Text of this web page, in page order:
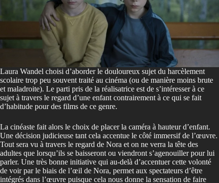
Laura Wandel choisi d’aborder le douloureux sujet du harcèlement
scolaire trop peu souvent traité au cinéma (ou de manière moins brute
et maladroite). Le parti pris de la réalisatrice est de s’intéresser à ce
sujet à travers le regard d’une enfant contrairement à ce qui se fait
d’habitude pour des films de ce genre.
La cinéaste fait alors le choix de placer la caméra à hauteur d’enfant.
Une décision judicieuse tant cela accentue le côté immersif de l’œuvre.
Tout sera vu à travers le regard de Nora et on ne verra la tête des
adultes que lorsqu’ils se baisseront ou viendront s’agenouiller pour lui
parler. Une très bonne initiative qui au-delà d’accentuer cette volonté
de voir par le biais de l’œil de Nora, permet aux spectateurs d’être
intégrés dans l’œuvre puisque cela nous donne la sensation de faire